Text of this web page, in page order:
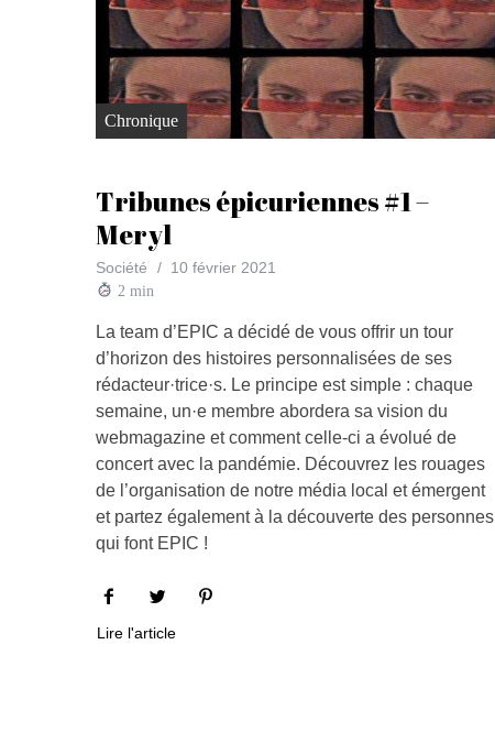
Chronique
Tribunes épicuriennes #1 –
Meryl
Société 10 février 2021
2 min
La team d’EPIC a décidé de vous offrir un tour
d’horizon des histoires personnalisées de ses
rédacteur·trice·s. Le principe est simple : chaque
semaine, un·e membre abordera sa vision du
webmagazine et comment celle-ci a évolué de
concert avec la pandémie. Découvrez les rouages
de l’organisation de notre média local et émergent
et partez également à la découverte des personnes
qui font EPIC !
Lire l'article